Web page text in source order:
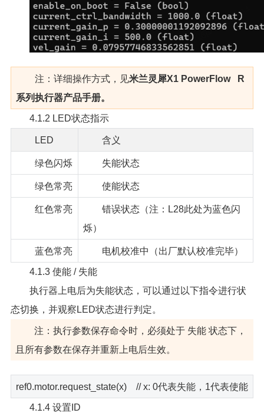
注：详细操作方式，见米兰灵犀X1 PowerFlow R
系列执行器产品手册。
4.1.2 LED状态指示
LED 含义
绿色闪烁 失能状态
绿色常亮 使能状态
红色常亮
错误状态（注：L28此处为蓝色闪
烁）
蓝色常亮 电机校准中（出厂默认校准完毕）
4.1.3 使能 / 失能
执行器上电后为失能状态，可以通过以下指令进行状
态切换，并观察LED状态进行判定。
注：执行参数保存命令时，必须处于 失能 状态下，
且所有参数在保存并重新上电后生效。
ref0.motor.request_state(x) // x: 0代表失能，1代表使能
4.1.4 设置ID